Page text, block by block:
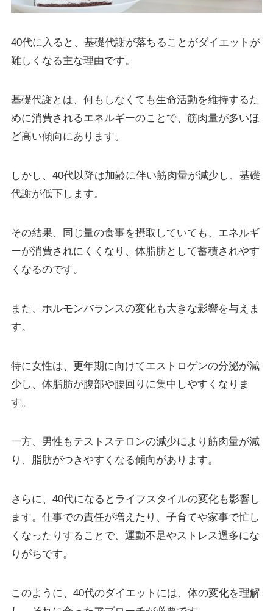
40代に入ると、基礎代謝が落ちることがダイエットが
難しくなる主な理由です。
基礎代謝とは、何もしなくても生命活動を維持するた
めに消費されるエネルギーのことで、筋肉量が多いほ
ど高い傾向にあります。
しかし、40代以降は加齢に伴い筋肉量が減少し、基礎
代謝が低下します。
その結果、同じ量の食事を摂取していても、エネルギ
ーが消費されにくくなり、体脂肪として蓄積されやす
くなるのです。
また、ホルモンバランスの変化も大きな影響を与えま
す。
特に女性は、更年期に向けてエストロゲンの分泌が減
少し、体脂肪が腹部や腰回りに集中しやすくなりま
す。
一方、男性もテストステロンの減少により筋肉量が減
り、脂肪がつきやすくなる傾向があります。
さらに、40代になるとライフスタイルの変化も影響し
ます。仕事での責任が増えたり、子育てや家事で忙し
くなったりすることで、運動不足やストレス過多にな
りがちです。
このように、40代のダイエットには、体の変化を理解